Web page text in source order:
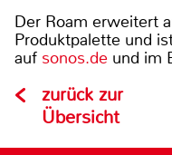
Der Roam erweitert
Produktpalette und
auf sonos.de und im
zurück zur
Übersicht